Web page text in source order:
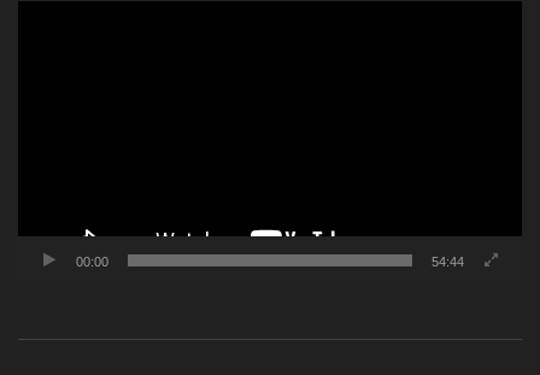
00:00 54:44